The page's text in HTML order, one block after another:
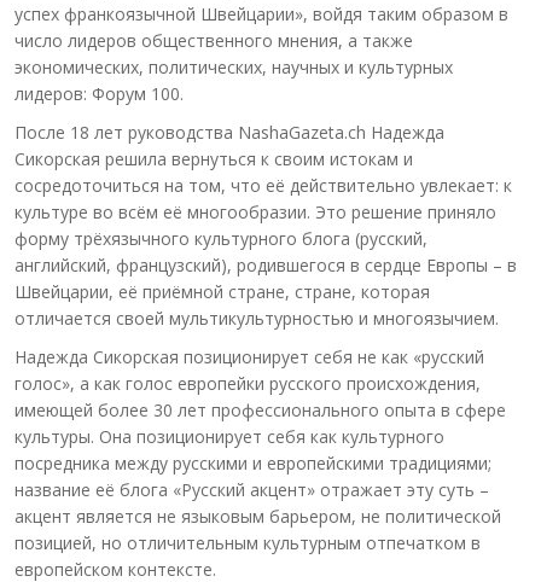
успех франкоязычной Швейцарии», войдя таким образом в
число лидеров общественного мнения, а также
экономических, политических, научных и культурных
лидеров: Форум 100.
После 18 лет руководства NashaGazeta.ch Надежда
Сикорская решила вернуться к своим истокам и
сосредоточиться на том, что её действительно увлекает: к
культуре во всём её многообразии. Это решение приняло
форму трёхязычного культурного блога (русский,
английский, французский), родившегося в сердце Европы – в
Швейцарии, её приёмной стране, стране, которая
отличается своей мультикультурностью и многоязычием.
Надежда Сикорская позиционирует себя не как «русский
голос», а как голос европейки русского происхождения,
имеющей более 30 лет профессионального опыта в сфере
культуры. Она позиционирует себя как культурного
посредника между русскими и европейскими традициями;
название её блога «Русский акцент» отражает эту суть –
акцент является не языковым барьером, не политической
позицией, но отличительным культурным отпечатком в
европейском контексте.